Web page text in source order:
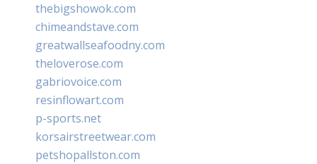
thebigshowok.com
chimeandstave.com
greatwallseafoodny.com
theloverose.com
gabriovoice.com
resinflowart.com
p-sports.net
korsairstreetwear.com
petshopallston.com